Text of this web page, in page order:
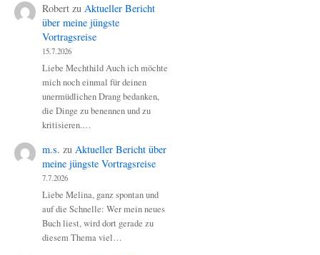
Robert zu Aktueller Bericht
über meine jüngste
Vortragsreise
15.7.2026
Liebe Mechthild Auch ich möchte
mich noch einmal für deinen
unermüdlichen Drang bedanken,
die Dinge zu benennen und zu
kritisieren.…
m.s. zu Aktueller Bericht über
meine jüngste Vortragsreise
7.7.2026
Liebe Melina, ganz spontan und
auf die Schnelle: Wer mein neues
Buch liest, wird dort gerade zu
diesem Thema viel…